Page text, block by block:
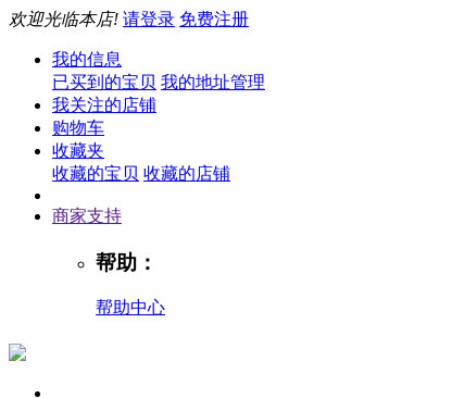
欢迎光临本店! 请登录 免费注册
我的信息
已买到的宝贝 我的地址管理
我关注的店铺
购物车
收藏夹
收藏的宝贝 收藏的店铺
商家支持
帮助：
帮助中心